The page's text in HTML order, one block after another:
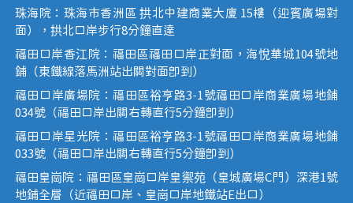
珠海院：珠海市香洲區 拱北中建商業大廈 15樓（迎賓廣場對
面），拱北口岸步行8分鐘直達
福田口岸香江院：福田區福田口岸正對面，海悅華城104號地
鋪（東鐵線落馬洲站出關對面即到）
福田口岸廣場院：福田區裕亨路3-1號福田口岸商業廣場地鋪
034號（福田口岸出關右轉直行5分鐘即到）
福田口岸星光院：福田區裕亨路3-1號福田口岸商業廣場地鋪
033號（福田口岸出關右轉直行5分鐘即到）
福田皇崗院：福田區皇崗口岸皇禦苑（皇城廣場C門）深港1號
地鋪全層（近福田口岸、皇崗口岸地鐵站E出口）